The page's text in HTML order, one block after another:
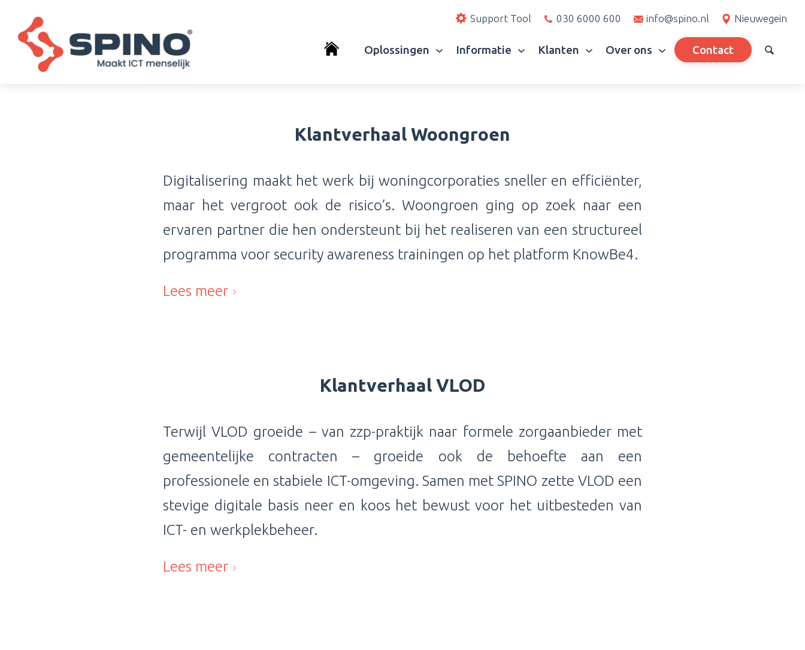
Support Tool 030 6000 600 info@spino.nl Nieuwegein
Oplossingen Informatie Klanten Over ons Contact
Klantverhaal Woongroen
Digitalisering maakt het werk bij woningcorporaties sneller en efficiënter,
maar het vergroot ook de risico’s. Woongroen ging op zoek naar een
ervaren partner die hen ondersteunt bij het realiseren van een structureel
programma voor security awareness trainingen op het platform KnowBe4.
Lees meer
Klantverhaal VLOD
Terwijl VLOD groeide – van zzp-praktijk naar formele zorgaanbieder met
gemeentelijke contracten – groeide ook de behoefte aan een
professionele en stabiele ICT-omgeving. Samen met SPINO zette VLOD een
stevige digitale basis neer en koos het bewust voor het uitbesteden van
ICT- en werkplekbeheer.
Lees meer